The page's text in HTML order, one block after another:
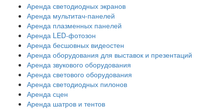
Аренда светодиодных экранов
Аренда мультитач-панелей
Аренда плазменных панелей
Аренда LED-фотозон
Аренда бесшовных видеостен
Аренда оборудования для выставок и презентаций
Аренда звукового оборудования
Аренда светового оборудования
Аренда светодиодных пилонов
Аренда сцен
Аренда шатров и тентов